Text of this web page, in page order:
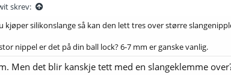
skrev:
kjøper silikonslange så kan den lett tres over større
nippel er det på din ball lock? 6-7 mm er ganske vanlig.
Men det blir kanskje tett med en slangeklemme